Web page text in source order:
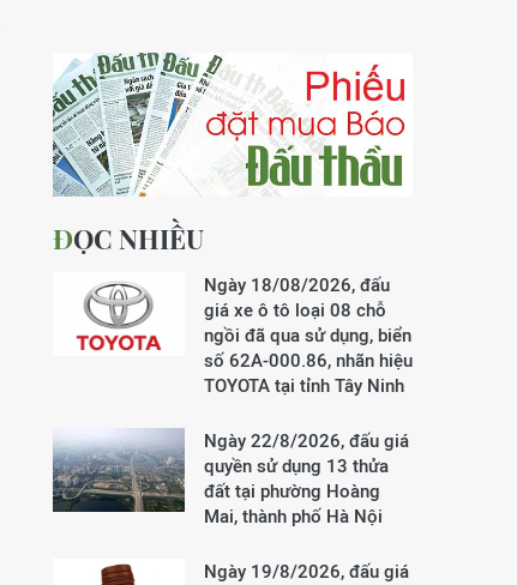
ĐỌC NHIỀU
Ngày 18/08/2026, đấu
giá xe ô tô loại 08 chỗ
ngồi đã qua sử dụng, biển
số 62A-000.86, nhãn hiệu
TOYOTA tại tỉnh Tây Ninh
Ngày 22/8/2026, đấu giá
quyền sử dụng 13 thửa
đất tại phường Hoàng
Mai, thành phố Hà Nội
Ngày 19/8/2026, đấu giá